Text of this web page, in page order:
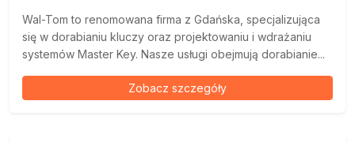
Wal-Tom to renomowana firma z Gdańska, specjalizująca
się w dorabianiu kluczy oraz projektowaniu i wdrażaniu
systemów Master Key. Nasze usługi obejmują dorabianie...
Zobacz szczegóły